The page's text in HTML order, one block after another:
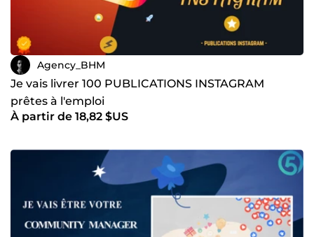
Agency_BHM
Je vais livrer 100 PUBLICATIONS INSTAGRAM
prêtes à l'emploi
À partir de 18,82 $US